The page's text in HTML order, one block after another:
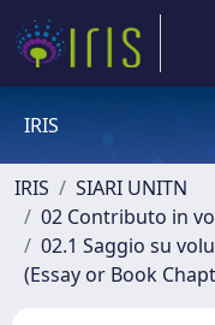
IRIS
IRIS
SIARI UNITN
02 Contributo in
02.1 Saggio su
(Essay or Book